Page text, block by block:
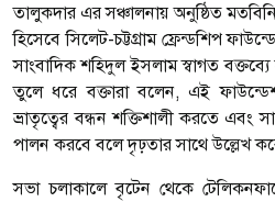
তালুকদার এর সঞ্চালনায় অনুষ্ঠিত
হিসেবে সিলেট-চট্টগ্রাম ফ্রেন্ডশিপ
সাংবাদিক শহিদুল ইসলাম স্বাগত
তুলে ধরে বক্তারা বলেন, এই
ভ্রাতৃত্বের বন্ধন শক্তিশালী করতে এবং
পালন করবে বলে দৃঢ়তার সাথে উল্লেখ
সভা চলাকালে বৃটেন থেকে